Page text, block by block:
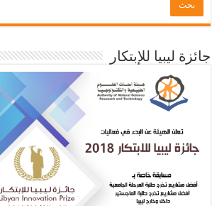
جائزة ليبيا للإبتكار